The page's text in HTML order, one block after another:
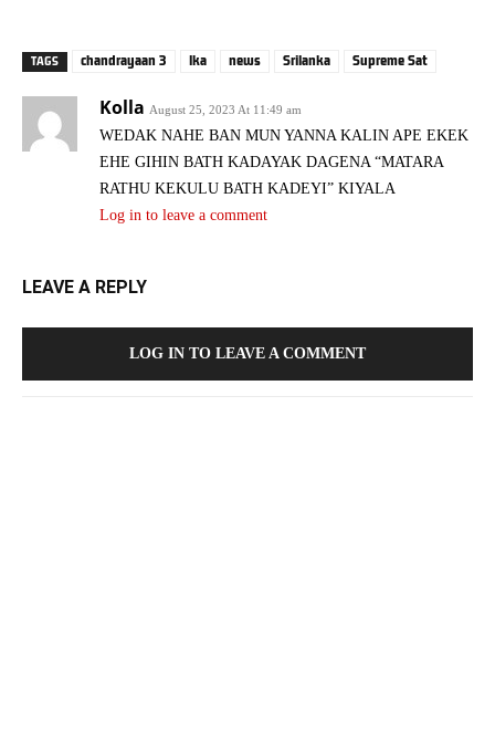
TAGS chandrayaan 3 lka news Srilanka Supreme Sat
Kolla August 25, 2023 At 11:49 am
WEDAK NAHE BAN MUN YANNA KALIN APE EKEK
EHE GIHIN BATH KADAYAK DAGENA “MATARA
RATHU KEKULU BATH KADEYI” KIYALA
Log in to leave a comment
LEAVE A REPLY
LOG IN TO LEAVE A COMMENT